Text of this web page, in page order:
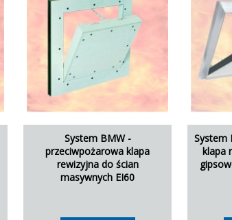
System BMW -
przeciwpożarowa klapa
rewizyjna do ścian
masywnych EI60
System
klapa